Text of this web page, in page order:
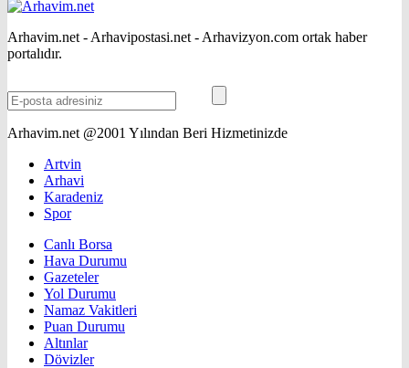
Arhavim.net - Arhavipostasi.net - Arhavizyon.com ortak haber
portalıdır.
Arhavim.net @2001 Yılından Beri Hizmetinizde
Artvin
Arhavi
Karadeniz
Spor
Canlı Borsa
Hava Durumu
Gazeteler
Yol Durumu
Namaz Vakitleri
Puan Durumu
Altınlar
Dövizler